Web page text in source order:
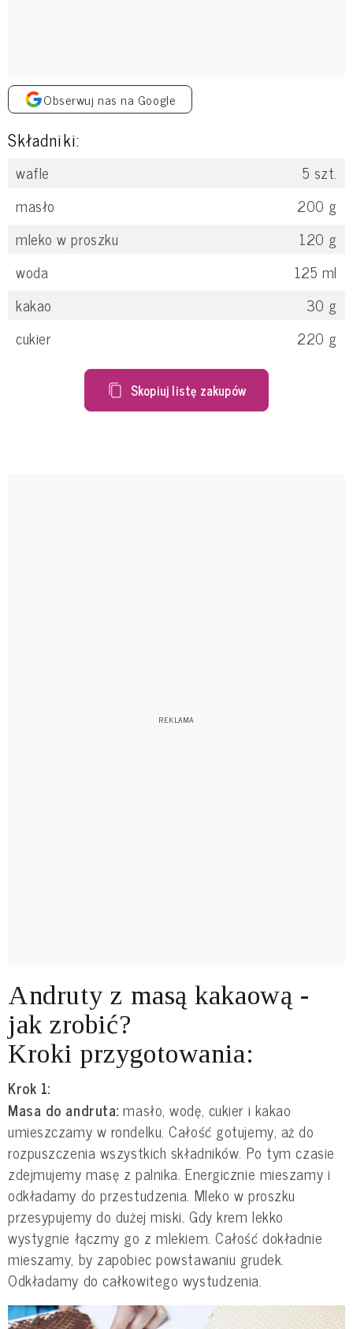
Obserwuj nas na Google
Składniki:
wafle 5 szt.
masło
200 g
mleko w proszku
120 g
woda
125 ml
kakao
30 g
cukier
220 g
Skopiuj listę zakupów
Andruty z masą kakaową -
jak zrobić?
Kroki przygotowania:
Krok 1:
Masa do andruta:masło, wodę, cukier i kakao
umieszczamy w rondelku. Całość gotujemy, aż do
rozpuszczenia wszystkich składników. Po tym czasie
zdejmujemy masę z palnika. Energicznie mieszamy i
odkładamy do przestudzenia. Mleko w proszku
przesypujemy do dużej miski. Gdy krem lekko
wystygnie łączmy go z mlekiem. Całość dokładnie
mieszamy, by zapobiec powstawaniu grudek.
Odkładamy do całkowitego wystudzenia.